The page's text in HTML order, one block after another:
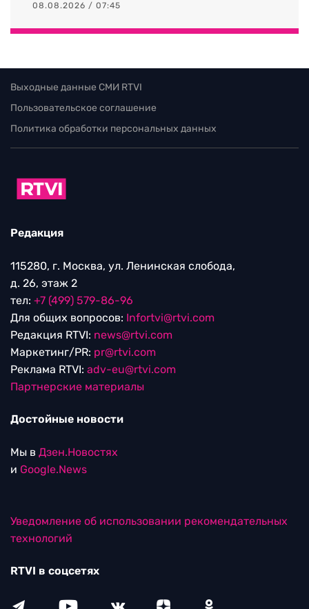
08.08.2026 / 07:45
Выходные данные СМИ RTVI
Пользовательское соглашение
Политика обработки персональных данных
Редакция
115280, г. Москва, ул. Ленинская слобода,
д. 26, этаж 2
тел: +7 (499) 579-86-96
Для общих вопросов: Infortvi@rtvi.com
Редакция RTVI: news@rtvi.com
Маркетинг/PR: pr@rtvi.com
Реклама RTVI: adv-eu@rtvi.com
Партнерские материалы
Достойные новости
Мы в Дзен.Новостях
и Google.News
Уведомление об использовании рекомендательных
технологий
RTVI в соцсетях